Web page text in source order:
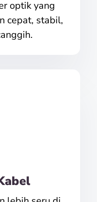
optik yang
cepat, stabil,